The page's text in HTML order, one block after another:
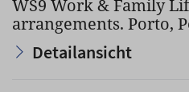
WS9 Work & Family
arrangements. Porto,
Detailansicht